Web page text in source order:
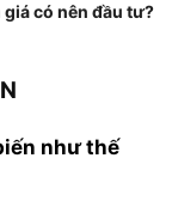
giá có nên đầu tư?
như thế